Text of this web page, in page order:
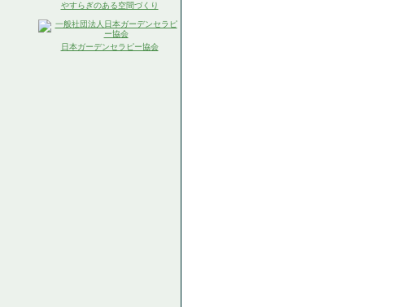
やすらぎのある空間づくり
日本ガーデンセラピー協会